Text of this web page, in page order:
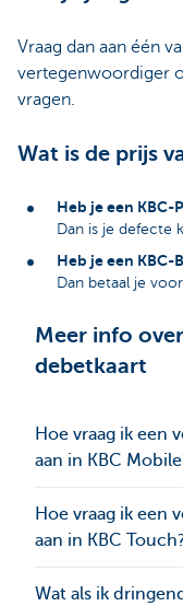
Vraag dan aan één
vertegenwoordiger
vragen.
Wat is de prijs
Heb je een KBC-
Dan is je defecte
Heb je een KBC-
Dan betaal je
Meer info
debetkaart
Hoe vraag ik een
aan in KBC
Hoe vraag ik een
aan in KBC
Wat als ik